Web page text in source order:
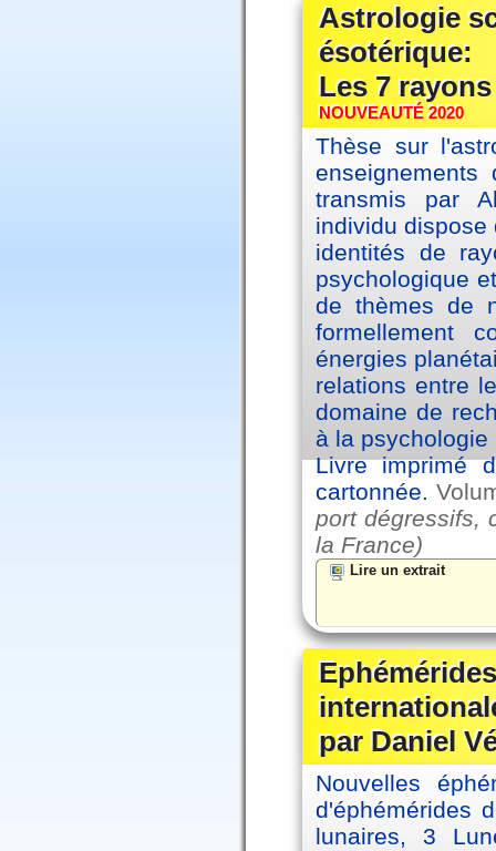
Astrologie
ésotérique:
Les 7
NOUVEAUTÉ 2020
Thèse sur
transmis par
individu
identités de
psychologique
de thèmes de
formellement
énergies
relations entre
domaine de
à la
Livre imprimé
cartonnée.
port dégressifs,
la France)
Lire un extrait
par Daniel
Nouvelles
d'éphémérides
lunaires, 3